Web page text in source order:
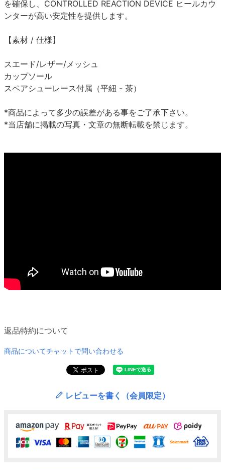
を確保し、CONTROLLED REACTION DEVICE ヒールカウ
ンターが高い安定性を提供します。
【素材 / 仕様】
スエード/レザー/メッシュ
カップソール
スペアシューレース付属（平紐 - 茶）
*商品によって多少の誤差がある事をご了承下さい。
*当店舗に掲載の写真・文章の無断転載を禁じます。
返品特約について
商品についてチャットで問い合わせる
レビューを書く（会員限定）